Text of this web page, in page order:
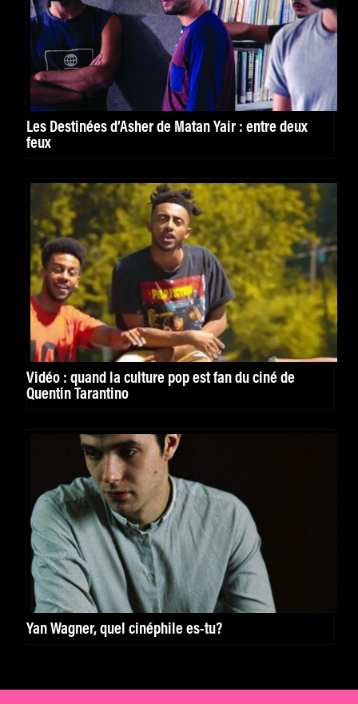
Les Destinées d’Asher de Matan Yair : entre deux
feux
Vidéo : quand la culture pop est fan du ciné de
Quentin Tarantino
Yan Wagner, quel cinéphile es-tu?